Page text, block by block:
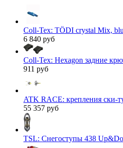
Coll-Tex: TÖDI crystal Mix,
6 840 руб
Coll-Tex: Hexagon задние
911 руб
ATK RACE: крепления ски-
55 357 руб
TSL: Снегоступы 438